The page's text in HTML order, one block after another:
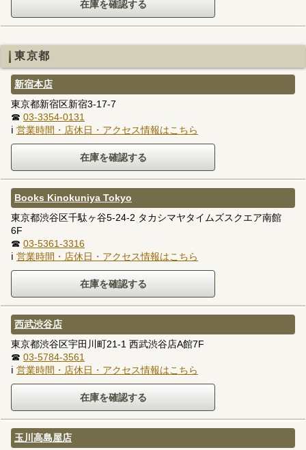
東京都
新宿本店
東京都新宿区新宿3-17-7
☎ 03-3354-0131
ℹ 営業時間・店休日・アクセス情報はこちら
Books Kinokuniya Tokyo
東京都渋谷区千駄ヶ谷5-24-2 タカシマヤタイムズスクエア南館
6F
☎ 03-5361-3316
ℹ 営業時間・店休日・アクセス情報はこちら
西武渋谷店
東京都渋谷区宇田川町21-1 西武渋谷店A館7F
☎ 03-5784-3561
ℹ 営業時間・店休日・アクセス情報はこちら
玉川高島屋店